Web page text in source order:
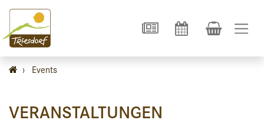
› Events
VERANSTALTUNGEN